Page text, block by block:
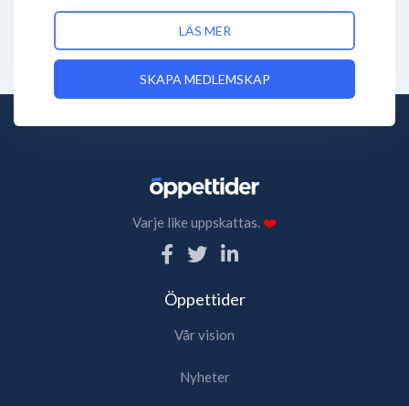
LÄS MER
SKAPA MEDLEMSKAP
Varje like uppskattas.❤️
Öppettider
Vår vision
Nyheter